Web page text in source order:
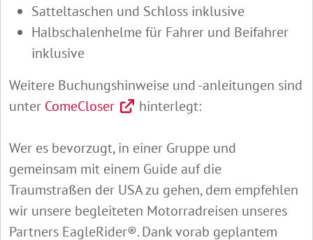
Satteltaschen und Schloss inklusive
Halbschalenhelme für Fahrer und Beifahrer
inklusive
Weitere Buchungshinweise und -anleitungen sind
unter ComeCloser hinterlegt:
Wer es bevorzugt, in einer Gruppe und
gemeinsam mit einem Guide auf die
Traumstraßen der USA zu gehen, dem empfehlen
wir unsere begleiteten Motorradreisen unseres
Partners EagleRider®. Dank vorab geplantem